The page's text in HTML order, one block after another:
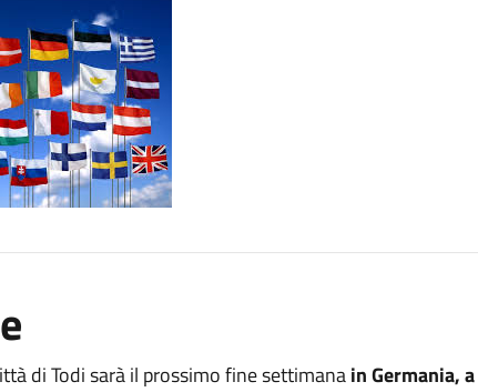
di Todi sarà il prossimo fine settimanain Germania,